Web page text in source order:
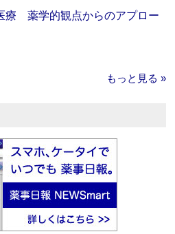
療 薬学的観点からのアプロー
もっと見る »